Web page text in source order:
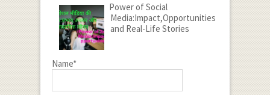
Power of Social
Media:Impact,Opportunities
and Real-Life Stories
Name*